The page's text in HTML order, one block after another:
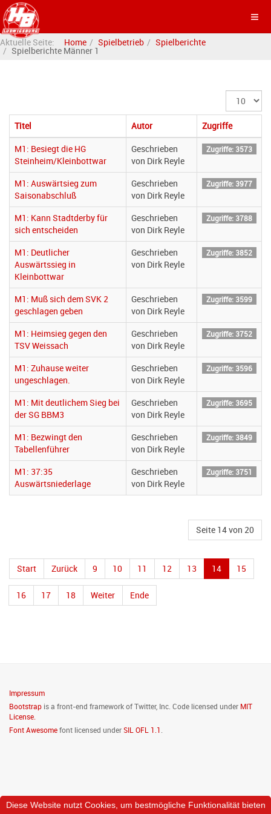
Aktuelle Seite: Home Spielbetrieb Spielberichte
Spielberichte Männer 1
Anzeige
#
Titel
Autor
Zugriffe
M1: Besiegt die HG
Steinheim/Kleinbottwar
Geschrieben
von Dirk Reyle
Zugriffe: 3573
M1: Auswärtsieg zum
Saisonabschluß
Geschrieben
von Dirk Reyle
Zugriffe: 3977
M1: Kann Stadtderby für
sich entscheiden
Geschrieben
von Dirk Reyle
Zugriffe: 3788
M1: Deutlicher
Auswärtssieg in
Kleinbottwar
Geschrieben
von Dirk Reyle
Zugriffe: 3852
M1: Muß sich dem SVK 2
geschlagen geben
Geschrieben
von Dirk Reyle
Zugriffe: 3599
M1: Heimsieg gegen den
TSV Weissach
Geschrieben
von Dirk Reyle
Zugriffe: 3752
M1: Zuhause weiter
ungeschlagen.
Geschrieben
von Dirk Reyle
Zugriffe: 3596
M1: Mit deutlichem Sieg bei
der SG BBM3
Geschrieben
von Dirk Reyle
Zugriffe: 3695
M1: Bezwingt den
Tabellenführer
Geschrieben
von Dirk Reyle
Zugriffe: 3849
M1: 37:35
Auswärtsniederlage
Geschrieben
von Dirk Reyle
Zugriffe: 3751
Seite 14 von 20
Start Zurück 9 10 11 12 13 14 15
16 17 18 Weiter Ende
Impressum
Bootstrap is a front-end framework of Twitter, Inc. Code licensed under MIT
License.
Font Awesomefont licensed under SIL OFL 1.1
Diese Website nutzt Cookies, um bestmögliche Funktionalität bieten